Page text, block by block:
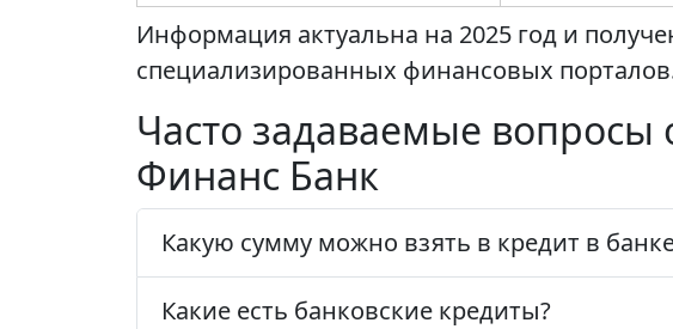
Информация актуальна на 2025 год и
специализированных финансовых
Часто задаваемые вопросы
Финанс Банк
Какую сумму можно взять в кредит в
Какие есть банковские кредиты?